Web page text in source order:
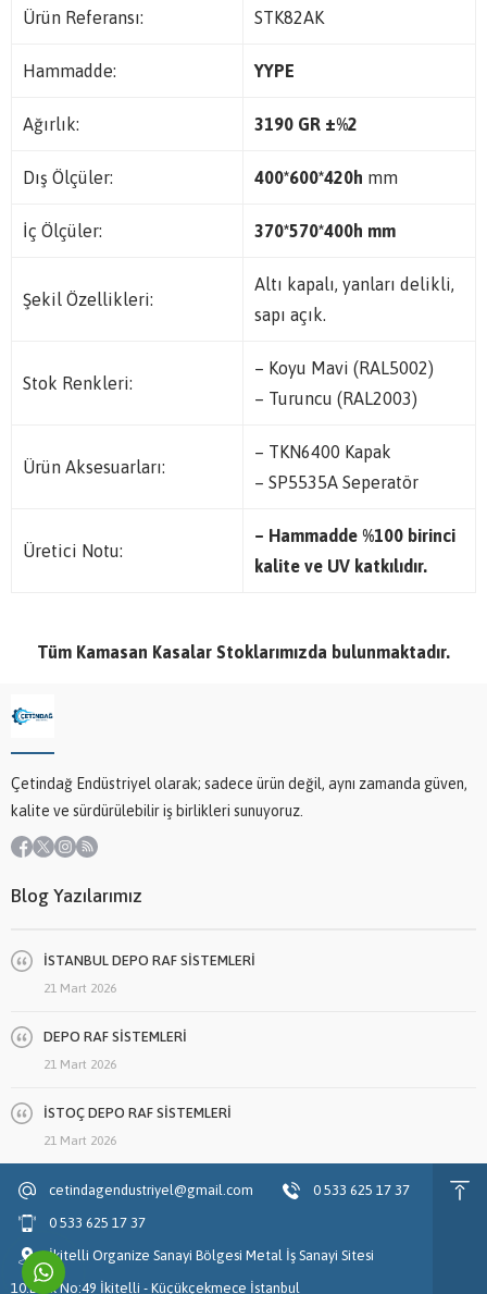
Ürün Referansı: STK82AK
Hammadde: YYPE
Ağırlık: 3190 GR ±%2
Dış Ölçüler: 400*600*420h mm
İç Ölçüler: 370*570*400h mm
Şekil Özellikleri:
Altı kapalı, yanları delikli,
sapı açık.
Stok Renkleri:
– Koyu Mavi (RAL5002)
– Turuncu (RAL2003)
Ürün Aksesuarları:
– TKN6400 Kapak
– SP5535A Seperatör
Üretici Notu:
– Hammadde %100 birinci
kalite ve UV katkılıdır.
Tüm Kamasan Kasalar Stoklarımızda bulunmaktadır.
Çetindağ Endüstriyel olarak; sadece ürün değil, aynı zamanda güven,
kalite ve sürdürülebilir iş birlikleri sunuyoruz.
Blog Yazılarımız
İSTANBUL DEPO RAF SİSTEMLERİ
21 Mart 2026
DEPO RAF SİSTEMLERİ
21 Mart 2026
İSTOÇ DEPO RAF SİSTEMLERİ
21 Mart 2026
cetindagendustriyel@gmail.com
0 533 625 17 37
0 533 625 17 37
İkitelli Organize Sanayi Bölgesi Metal İş Sanayi Sitesi
10.Blok No:49 İkitelli - Küçükçekmece İstanbul